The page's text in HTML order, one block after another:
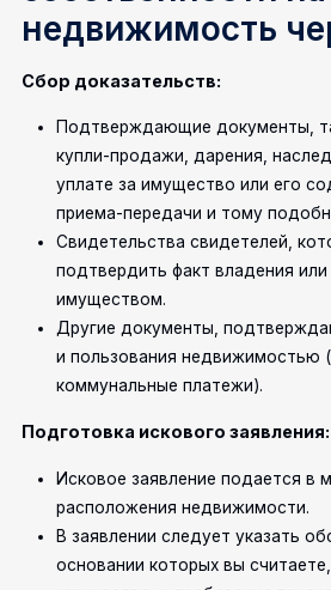
недвижимость
Сбор доказательств:
Подтверждающие документы,
купли-продажи, дарения,
уплате за имущество или его
приема-передачи и тому
Свидетельства свидетелей,
подтвердить факт владения или
имуществом.
Другие документы,
и пользования недвижимостью
коммунальные платежи).
Подготовка искового заявления:
Исковое заявление подается в
расположения недвижимости.
В заявлении следует указать
основании которых вы